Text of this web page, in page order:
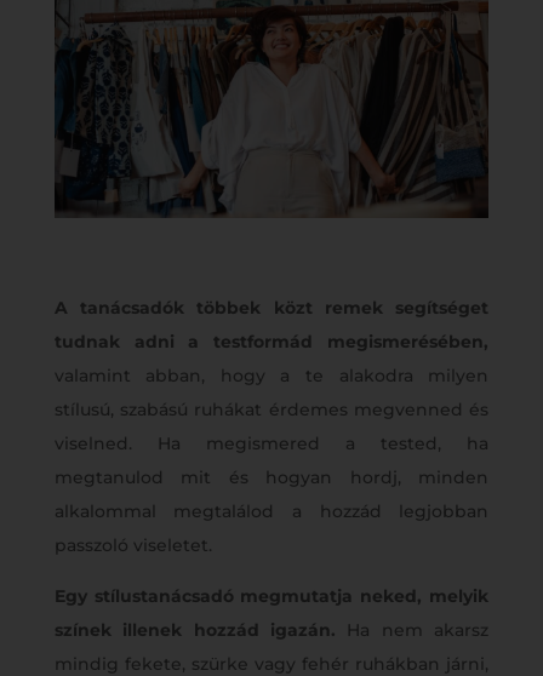
A tanácsadók többek közt remek segítséget
tudnak adni a testformád megismerésében,
valamint abban, hogy a te alakodra milyen
stílusú, szabású ruhákat érdemes megvenned és
viselned. Ha megismered a tested, ha
megtanulod mit és hogyan hordj, minden
alkalommal megtalálod a hozzád legjobban
passzoló viseletet.
Egy stílustanácsadó megmutatja neked, melyik
színek illenek hozzád igazán. Ha nem akarsz
mindig fekete, szürke vagy fehér ruhákban járni,